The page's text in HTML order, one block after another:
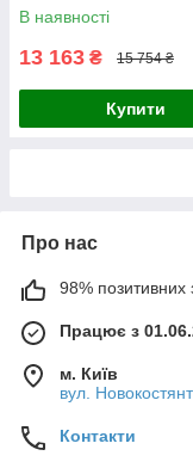
В наявності
13 163 ₴ 15 754 ₴
Купити
Про нас
98% позитивних
Працює з
м. Київ
вул.
Контакти